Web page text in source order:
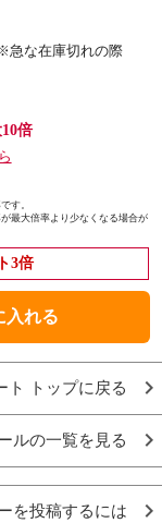
な在庫切れの際
倍
す。
最大倍率より少なくなる場合が
3倍
入れる
ト トップに戻る
ルの一覧を見る
を投稿するには